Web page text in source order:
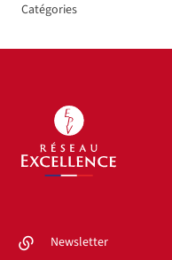
Catégories
Newsletter